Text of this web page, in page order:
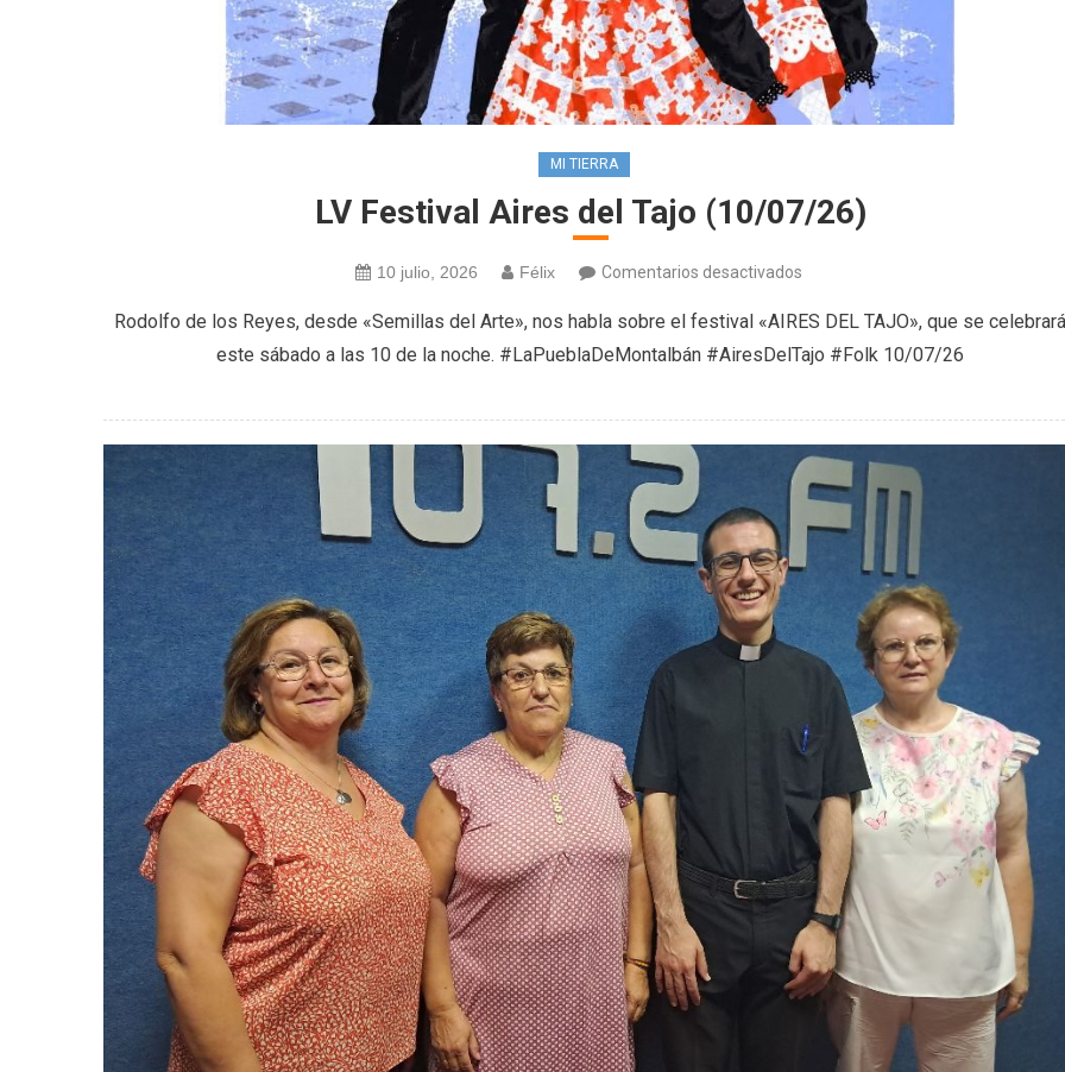
MI TIERRA
LV Festival Aires del Tajo (10/07/26)
10 julio, 2026 Félix Comentarios desactivadosen
Festival
Aires
Tajo
(10/07/26)
Rodolfo de los Reyes, desde «Semillas del Arte», nos habla sobre el festival «AIRES DEL TAJO», que se celebrará
este sábado a las 10 de la noche. #LaPueblaDeMontalbán #AiresDelTajo #Folk 10/07/26